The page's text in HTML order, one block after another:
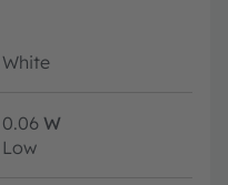
White
0.06 W
Low